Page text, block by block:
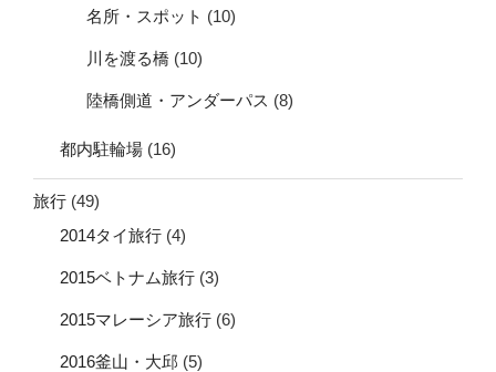
名所・スポット (10)
川を渡る橋 (10)
陸橋側道・アンダーパス (8)
都内駐輪場 (16)
旅行 (49)
2014タイ旅行 (4)
2015ベトナム旅行 (3)
2015マレーシア旅行 (6)
2016釜山・大邱 (5)